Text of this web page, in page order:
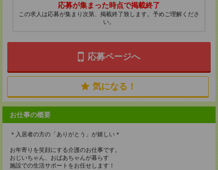
応募が集まった時点で掲載終了
この求人は応募が集まり次第、掲載終了致します。予めご理解くださ
い。
応募ページへ
気になる！
お仕事の概要
＊入居者の方の「ありがとう」が嬉しい＊
お年寄りを笑顔にする介護のお仕事です。
おじいちゃん、おばあちゃんが暮らす
施設での生活サポートをお任せします！